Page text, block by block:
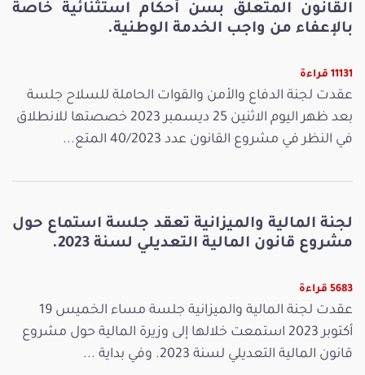
القانون المتعلق بسن أحكام استثنائية خاصة
بالإعفاء من واجب الخدمة الوطنية.
11131 قراءة
عقدت لجنة الدفاع والأمن والقوات الحاملة للسلاح جلسة
بعد ظهر اليوم الاثنين 25 ديسمبر 2023 خصصتها للانطلاق
في النظر في مشروع القانون عدد 40/2023 المتع...
لجنة المالية والميزانية تعقد جلسة استماع حول
مشروع قانون المالية التعديلي لسنة 2023.
5683 قراءة
عقدت لجنة المالية والميزانية جلسة مساء الخميس 19
أكتوبر 2023 استمعت خلالها إلى وزيرة المالية حول مشروع
قانون المالية التعديلي لسنة 2023. وفي بداية ...